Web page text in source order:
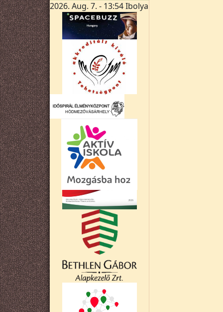
2026. Aug. 7. - 13:54Ibolya